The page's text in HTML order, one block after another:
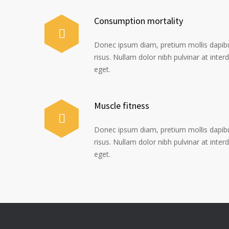
Consumption mortality
Donec ipsum diam, pretium mollis
risus. Nullam dolor nibh pulvinar at
eget.
Muscle fitness
Donec ipsum diam, pretium mollis
risus. Nullam dolor nibh pulvinar at
eget.